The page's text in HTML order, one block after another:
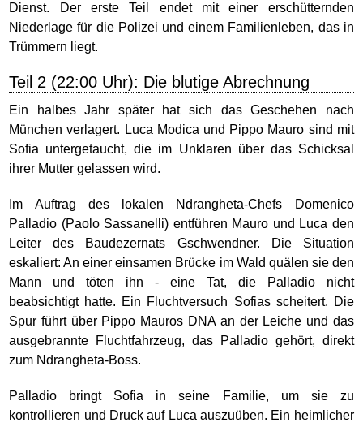
Dienst. Der erste Teil endet mit einer erschütternden
Niederlage für die Polizei und einem Familienleben, das in
Trümmern liegt.
Teil 2 (22:00 Uhr): Die blutige Abrechnung
Ein halbes Jahr später hat sich das Geschehen nach
München verlagert. Luca Modica und Pippo Mauro sind mit
Sofia untergetaucht, die im Unklaren über das Schicksal
ihrer Mutter gelassen wird.
Im Auftrag des lokalen Ndrangheta-Chefs Domenico
Palladio (Paolo Sassanelli) entführen Mauro und Luca den
Leiter des Baudezernats Gschwendner. Die Situation
eskaliert: An einer einsamen Brücke im Wald quälen sie den
Mann und töten ihn - eine Tat, die Palladio nicht
beabsichtigt hatte. Ein Fluchtversuch Sofias scheitert. Die
Spur führt über Pippo Mauros DNA an der Leiche und das
ausgebrannte Fluchtfahrzeug, das Palladio gehört, direkt
zum Ndrangheta-Boss.
Palladio bringt Sofia in seine Familie, um sie zu
kontrollieren und Druck auf Luca auszuüben. Ein heimlicher